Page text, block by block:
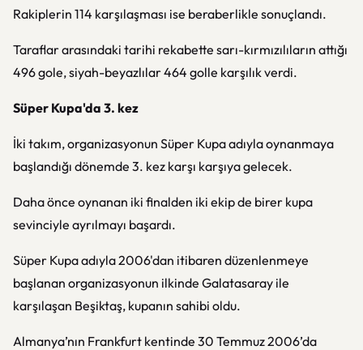
Rakiplerin 114 karşılaşması ise beraberlikle sonuçlandı.
Taraflar arasındaki tarihi rekabette sarı-kırmızılıların attığı
496 gole, siyah-beyazlılar 464 golle karşılık verdi.
Süper Kupa'da 3. kez
İki takım, organizasyonun Süper Kupa adıyla oynanmaya
başlandığı dönemde 3. kez karşı karşıya gelecek.
Daha önce oynanan iki finalden iki ekip de birer kupa
sevinciyle ayrılmayı başardı.
Süper Kupa adıyla 2006'dan itibaren düzenlenmeye
başlanan organizasyonun ilkinde Galatasaray ile
karşılaşan Beşiktaş, kupanın sahibi oldu.
Almanya’nın Frankfurt kentinde 30 Temmuz 2006’da